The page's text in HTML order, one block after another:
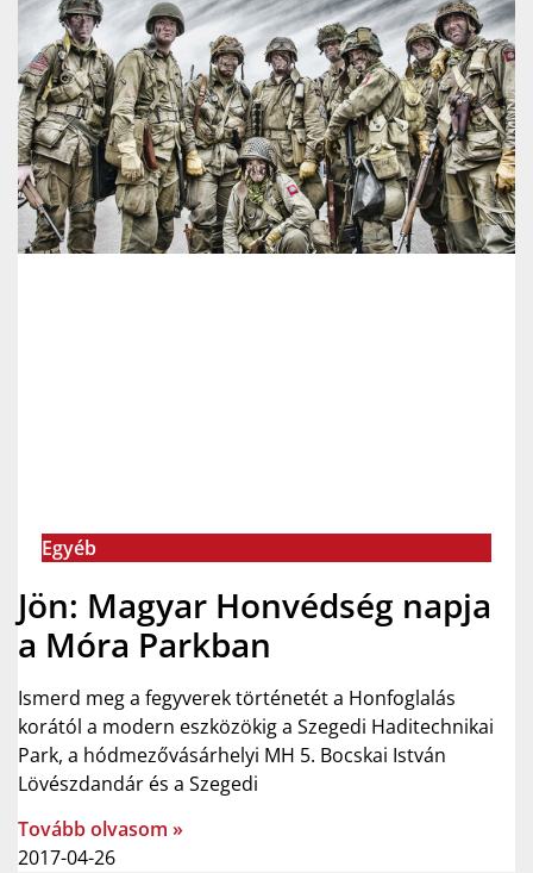
Egyéb
Jön: Magyar Honvédség napja
a Móra Parkban
Ismerd meg a fegyverek történetét a Honfoglalás
korától a modern eszközökig a Szegedi Haditechnikai
Park, a hódmezővásárhelyi MH 5. Bocskai István
Lövészdandár és a Szegedi
Tovább olvasom »
2017-04-26